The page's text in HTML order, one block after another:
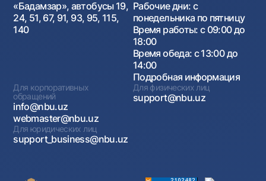
«Бадамзар», автобусы 19,
24, 51, 67, 91, 93, 95, 115,
140
Рабочие дни: с
понедельника по пятницу
Время работы: с 09:00 до
18:00
Время обеда: с 13:00 до
14:00
Подробная информация
Для корпоративных
обращений
info@nbu.uz
webmaster@nbu.uz
Для физических лиц
support@nbu.uz
Для юридических лиц
support_business@nbu.uz